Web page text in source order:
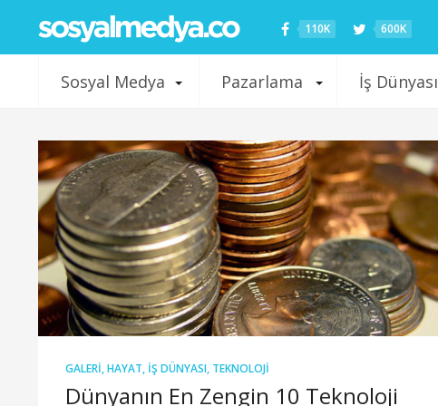
110K 600K
Sosyal Medya Pazarlama İş Dünyası
GALERI,HAYAT, İŞ DÜNYASI, TEKNOLOJI
Dünyanın En Zengin 10 Teknoloji